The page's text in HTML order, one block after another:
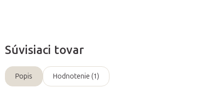
Súvisiaci tovar
Popis Hodnotenie (1)